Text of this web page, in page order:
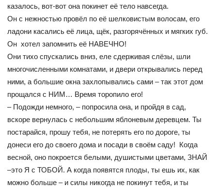
казалось, вот-вот она покинет её тело навсегда.
Он с нежностью провёл по её шелковистым волосам, его
ладони касались её лица, щёк, разгорячённых и мягких губ.
Он хотел запомнить её НАВЕЧНО!
Они тихо спускались вниз, еле сдерживая слёзы, шли
многочисленными комнатами, и двери открывались перед
ними, а большие окна захлопывались сами – так этот дом
прощался с НИМ… Время торопило его!
– Подожди немного, – попросила она, и пройдя в сад,
вскоре вернулась с небольшим яблоневым деревцем. Ты
постарайся, прошу тебя, не потерять его по дороге, ты
донеси его до своего дома и посади в своём саду! Когда
весной, оно покроется белыми, душистыми цветами, ЗНАЙ
–это Я с ТОБОЙ. А когда появятся плоды, ты ешь их, как
можно больше – и силы никогда не покинут тебя, и ты